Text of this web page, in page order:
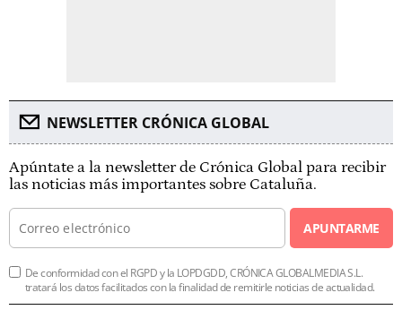
NEWSLETTER CRÓNICA GLOBAL
Apúntate a la newsletter de Crónica Global para recibir
las noticias más importantes sobre Cataluña.
APUNTARME
De conformidad con el RGPD y la LOPDGDD, CRÓNICA GLOBALMEDIA S.L.
tratará los datos facilitados con la finalidad de remitirle noticias de actualidad.